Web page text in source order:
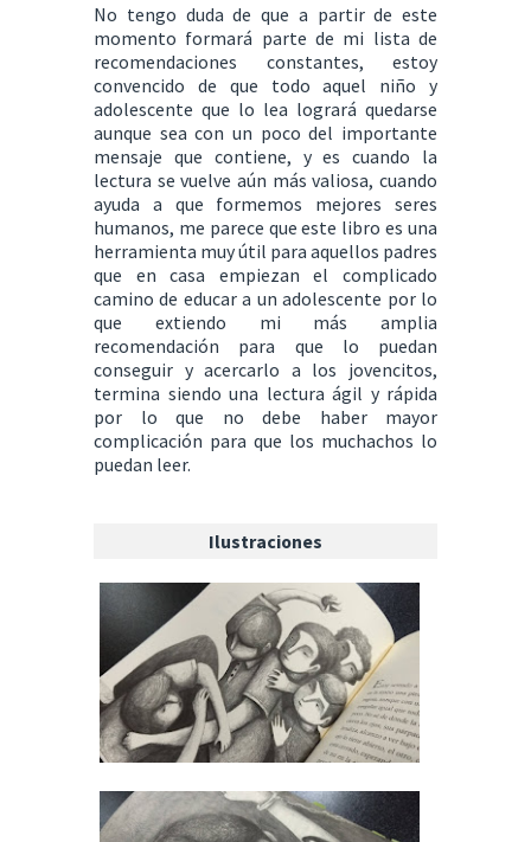
No tengo duda de que a partir de este
momento formará parte de mi lista de
recomendaciones constantes, estoy
convencido de que todo aquel niño y
adolescente que lo lea logrará quedarse
aunque sea con un poco del importante
mensaje que contiene, y es cuando la
lectura se vuelve aún más valiosa, cuando
ayuda a que formemos mejores seres
humanos, me parece que este libro es una
herramienta muy útil para aquellos padres
que en casa empiezan el complicado
camino de educar a un adolescente por lo
que extiendo mi más amplia
recomendación para que lo puedan
conseguir y acercarlo a los jovencitos,
termina siendo una lectura ágil y rápida
por lo que no debe haber mayor
complicación para que los muchachos lo
puedan leer.
Ilustraciones